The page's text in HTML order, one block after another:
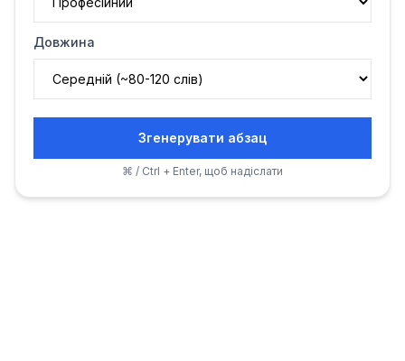
Довжина
Згенерувати абзац
⌘ / Ctrl + Enter, щоб надіслати